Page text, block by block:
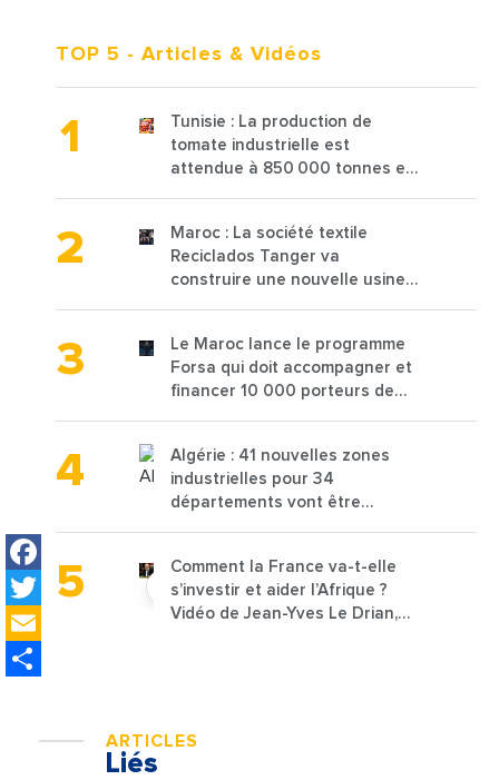
Facebook
Twitter
TOP 5 - Articles & Vidéos
Tunisie : La production de
tomate industrielle est
attendue à 850 000 tonnes en
Maroc : La société textile
Reciclados Tanger va
construire une nouvelle usine
Le Maroc lance le programme
Forsa qui doit accompagner et
financer 10 000 porteurs de
Algérie : 41 nouvelles zones
industrielles pour 34
départements vont être
Comment la France va-t-elle
s’investir et aider l’Afrique ?
Vidéo de Jean-Yves Le Drian,
ARTICLES
Liés